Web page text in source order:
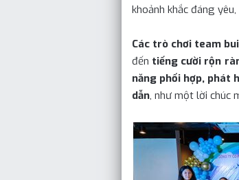
khoảnh khắc đáng
Các trò chơi team
đến tiếng cười rộn
năng phối hợp, phát
dẫn, như một lời chúc